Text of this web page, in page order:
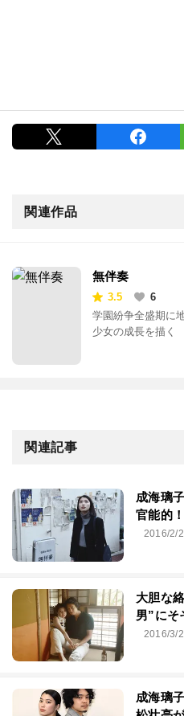
関連作品
無伴奏
3.5
6
学園紛争全盛期に
少女の成長を描く
関連記事
成海璃
官能的！
2016/2/
大胆な
男”にそ
2016/3/
成海璃